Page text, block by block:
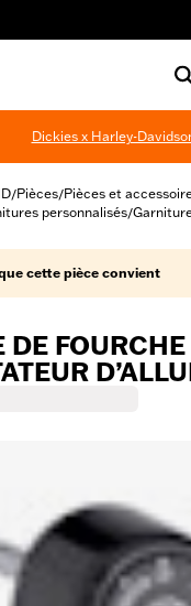
Dickies x Harley-
/Pièces/Pièces et
personnalisés/
cette pièce convient
DE FOURCHE